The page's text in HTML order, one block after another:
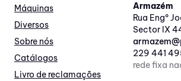
Máquinas
Diversos
Sobre nós
Catálogos
Livro de reclamações
Armazém
Rua Engº
Sector IX
229 441
rede fixa